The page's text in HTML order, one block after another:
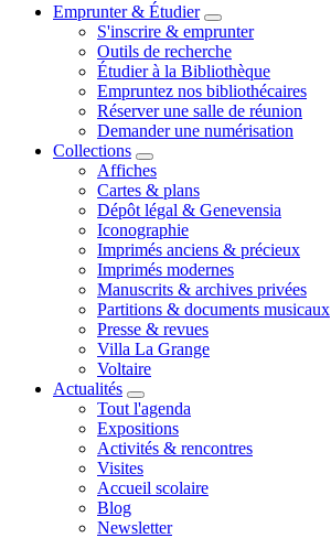
Emprunter & Étudier
S'inscrire & emprunter
Outils de recherche
Étudier à la Bibliothèque
Empruntez nos bibliothécaires
Réserver une salle de réunion
Demander une numérisation
Collections
Affiches
Cartes & plans
Dépôt légal & Genevensia
Iconographie
Imprimés anciens & précieux
Imprimés modernes
Manuscrits & archives privées
Partitions & documents musicaux
Presse & revues
Villa La Grange
Voltaire
Actualités
Tout l'agenda
Expositions
Activités & rencontres
Visites
Accueil scolaire
Blog
Newsletter